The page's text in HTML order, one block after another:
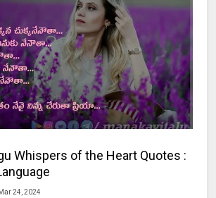
Whispers of the Heart Quotes :
Mar 24, 2024